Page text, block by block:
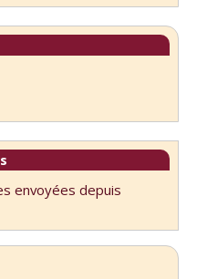
envoyées depuis